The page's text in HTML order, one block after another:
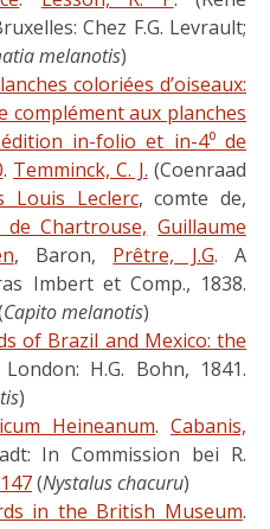
Chez F.G. Levrault;
melanotis)
coloriées d’oiseaux:
complément aux planches
in-folio et in-4⁰ de
. Temminck, C. J. (Coenraad
Louis Leclerc, comte de,
de Chartrouse, Guillaume
, Baron, Prêtre, J.G. A
Imbert et Comp., 1838.
Capito melanotis)
of Brazil and Mexico: the
H.G. Bohn, 1841.
)
Heineanum. Cabanis,
In Commission bei R.
(Nystalus chacuru)
in the British Museum.